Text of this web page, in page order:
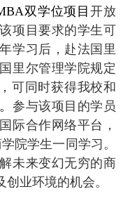
双学位项目开放
项目要求的学生可
学习后，赴法国里
里尔管理学院规定
可同时获得我校和
。参与该项目的学员
际合作网络平台，
院学生一同学习。
未来变幻无穷的商
业环境的机会。